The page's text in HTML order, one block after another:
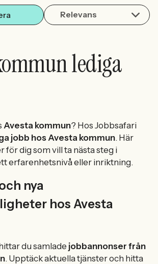
AI Relevans
lediga
Avesta kommun? Hos Jobbsafari
jobb hos Avesta kommun. Här
för dig som vill ta nästa steg i
erfarenhetsnivå eller inriktning.
nya
hos Avesta
du samlade jobbannonser från
. Upptäck aktuella tjänster och hitta